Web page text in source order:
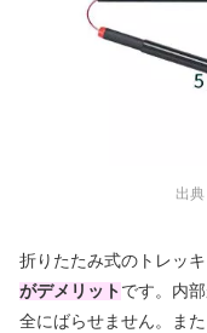
出典
折りたたみ式のトレッキ
がデメリット です。内
全にばらせません。ま